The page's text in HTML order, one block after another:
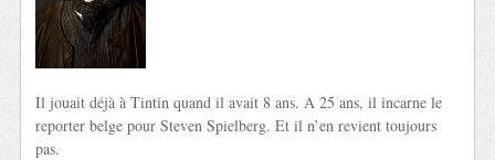
Il jouait déjà à Tintin quand il avait 8 ans. A 25 ans, il incarne le
reporter belge pour Steven Spielberg. Et il n’en revient toujours
pas.